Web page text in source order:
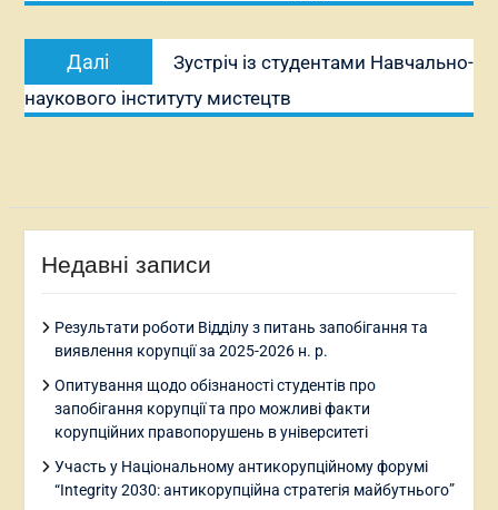
Далі
Наступний
запис:
Зустріч із студентами Навчально-
наукового інституту мистецтв
Недавні записи
Результати роботи Відділу з питань запобігання та
виявлення корупції за 2025-2026 н. р.
Опитування щодо обізнаності студентів про
запобігання корупції та про можливі факти
корупційних правопорушень в університеті
Участь у Національному антикорупційному форумі
“Integrity 2030: антикорупційна стратегія майбутнього”